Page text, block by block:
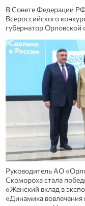
В Совете Федерации
Всероссийского
губернатор
Руководитель АО
Скомороха стала
«Женский вклад в
«Динамика вовлечения